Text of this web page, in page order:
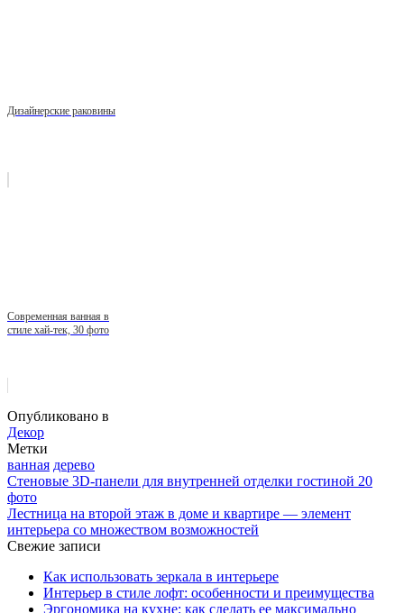
Дизайнерские раковины
Современная ванная в
стиле хай-тек, 30 фото
Опубликовано в
Декор
Метки
ванная дерево
Стеновые 3D-панели для внутренней отделки гостиной 20
фото
Лестница на второй этаж в доме и квартире — элемент
интерьера со множеством возможностей
Свежие записи
Как использовать зеркала в интерьере
Интерьер в стиле лофт: особенности и преимущества
Эргономика на кухне: как сделать ее максимально